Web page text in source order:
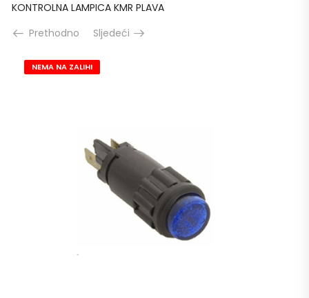
KONTROLNA LAMPICA KMR PLAVA
Prethodno
Sljedeći
NEMA NA ZALIHI